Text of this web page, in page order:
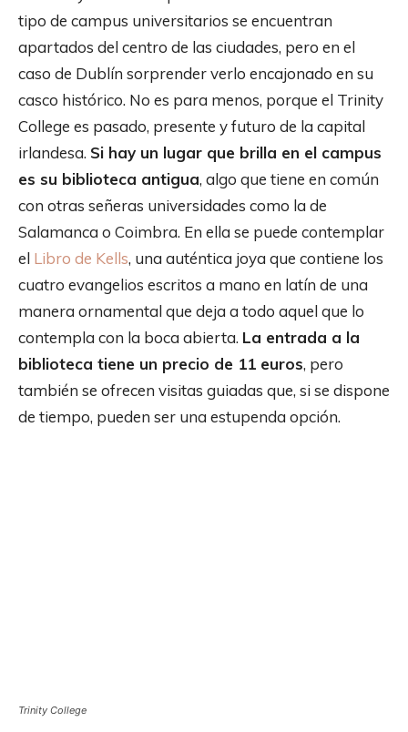
tipo de campus universitarios se encuentran
apartados del centro de las ciudades, pero en el
caso de Dublín sorprender verlo encajonado en su
casco histórico. No es para menos, porque el Trinity
College es pasado, presente y futuro de la capital
irlandesa. Si hay un lugar que brilla en el campus
es su biblioteca antigua, algo que tiene en común
con otras señeras universidades como la de
Salamanca o Coimbra. En ella se puede contemplar
el Libro de Kells, una auténtica joya que contiene los
cuatro evangelios escritos a mano en latín de una
manera ornamental que deja a todo aquel que lo
contempla con la boca abierta. La entrada a la
biblioteca tiene un precio de 11 euros, pero
también se ofrecen visitas guiadas que, si se dispone
de tiempo, pueden ser una estupenda opción.
Trinity College